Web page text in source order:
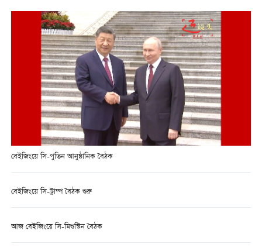
বেইজিংয়ে সি-পুতিন আনুষ্ঠানিক বৈঠক
বেইজিংয়ে সি-ট্রাম্প বৈঠক শুরু
আজ বেইজিংয়ে সি-মিশুস্টিন বৈঠক